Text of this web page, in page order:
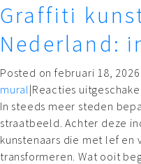
Graffiti
Nederland:
Posted on februari 18, 2026
mural |Reacties
In steeds meer steden
straatbeeld. Achter deze
kunstenaars die met lef en
transformeren. Wat ooit